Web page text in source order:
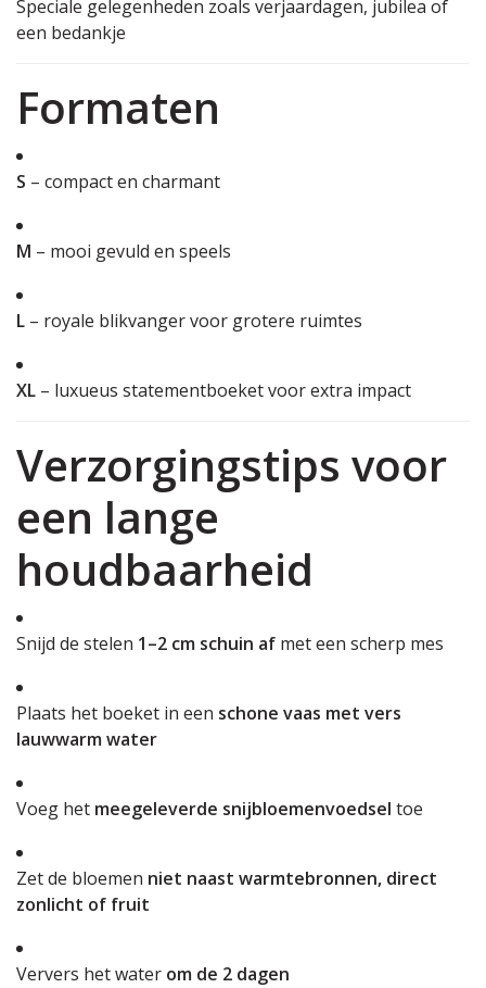
Speciale gelegenheden zoals verjaardagen, jubilea of
een bedankje
Formaten
S – compact en charmant
M – mooi gevuld en speels
L – royale blikvanger voor grotere ruimtes
XL – luxueus statementboeket voor extra impact
Verzorgingstips voor
een lange
houdbaarheid
Snijd de stelen 1–2 cm schuin af met een scherp mes
Plaats het boeket in een schone vaas met vers
lauwwarm water
Voeg het meegeleverde snijbloemenvoedsel toe
Zet de bloemen niet naast warmtebronnen, direct
zonlicht of fruit
Ververs het water om de 2 dagen